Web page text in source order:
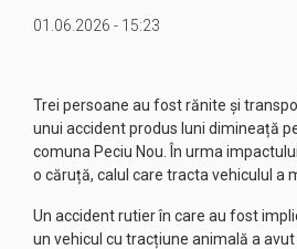
01.06.2026 - 15:23
Trei persoane au fost rănite și
unui accident produs luni dimineață
comuna Peciu Nou. În urma
o căruță, calul care tracta vehiculul a
Un accident rutier în care au fost
un vehicul cu tracțiune animală a